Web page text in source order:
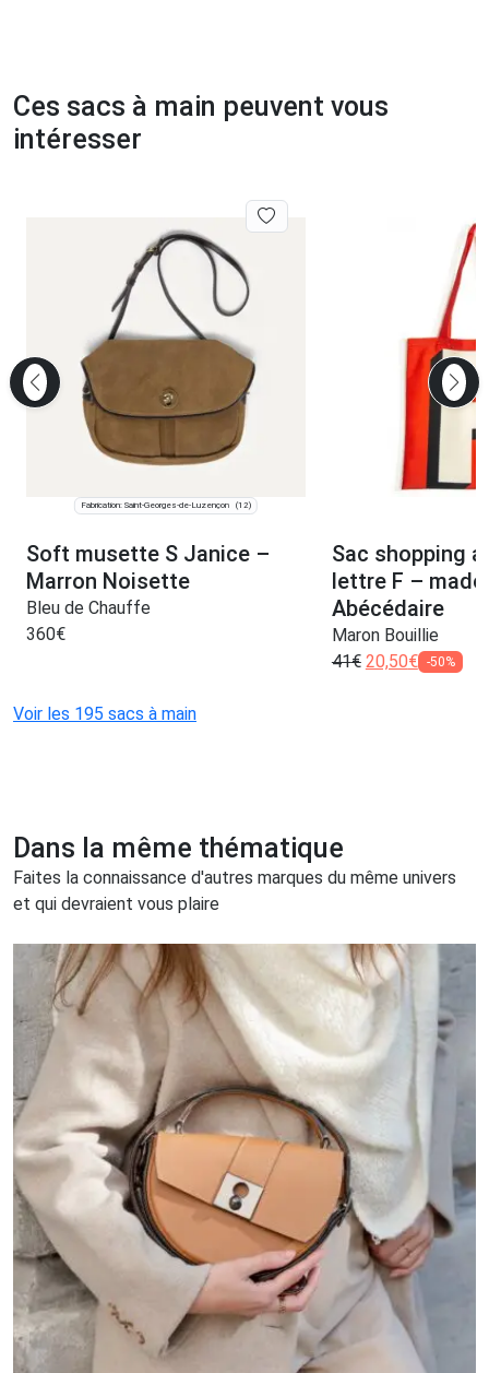
Ces sacs à main peuvent vous
intéresser
Fabrication: Saint-Georges-de-Luzençon (12)
Soft musette S Janice –
Marron Noisette
Bleu de Chauffe
360€
Sac shopping
lettre F – made
Abécédaire
Maron Bouillie
41€ 20,50€ -50%
Voir les 195 sacs à main
Dans la même thématique
Faites la connaissance d'autres marques du même univers
et qui devraient vous plaire